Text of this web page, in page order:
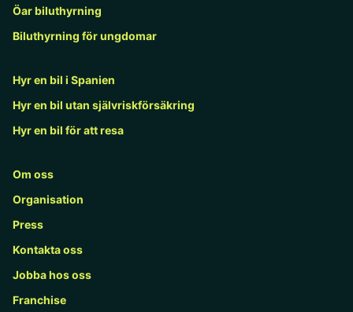
Öar biluthyrning
Biluthyrning för ungdomar
Hyr en bil i Spanien
Hyr en bil utan självriskförsäkring
Hyr en bil för att resa
Om oss
Organisation
Press
Kontakta oss
Jobba hos oss
Franchise